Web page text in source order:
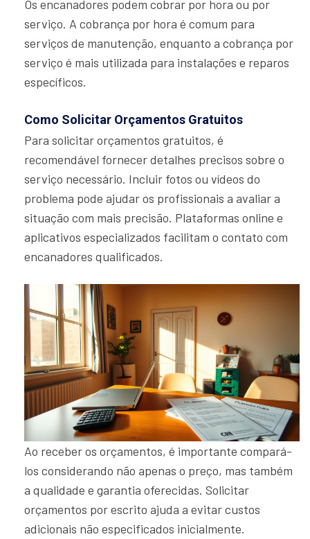
Os encanadores podem cobrar por hora ou por
serviço. A cobrança por hora é comum para
serviços de manutenção, enquanto a cobrança por
serviço é mais utilizada para instalações e reparos
específicos.
Como Solicitar Orçamentos Gratuitos
Para solicitar orçamentos gratuitos, é
recomendável fornecer detalhes precisos sobre o
serviço necessário. Incluir fotos ou vídeos do
problema pode ajudar os profissionais a avaliar a
situação com mais precisão. Plataformas online e
aplicativos especializados facilitam o contato com
encanadores qualificados.
Ao receber os orçamentos, é importante compará-
los considerando não apenas o preço, mas também
a qualidade e garantia oferecidas. Solicitar
orçamentos por escrito ajuda a evitar custos
adicionais não especificados inicialmente.